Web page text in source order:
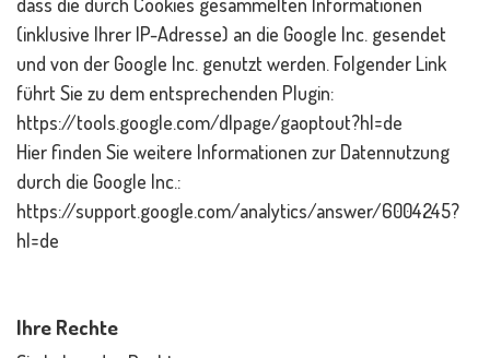
(inklusive Ihrer IP-Adresse) an die Google Inc. gesendet
und von der Google Inc. genutzt werden. Folgender Link
führt Sie zu dem entsprechenden Plugin:
https://tools.google.com/dlpage/gaoptout?hl=de
Hier finden Sie weitere Informationen zur Datennutzung
durch die Google Inc.:
https://support.google.com/analytics/answer/6004245?
hl=de
Ihre Rechte